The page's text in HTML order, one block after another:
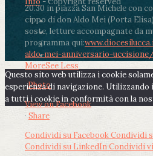
20.30 in piazza San Michele con
cippo di don Aldo Mei (Porta
soste, letture accompagnate da
programma qui:
aldo-mei-anniversario-
MoreSee Less
Photo
View on Facebook
· Share
Condividi su FacebookCondividi
Condividi su LinkedInCondividi
Questo sito web utilizza i cookie
esperienza di navigazione.
a tutti i cookie in conformità con la